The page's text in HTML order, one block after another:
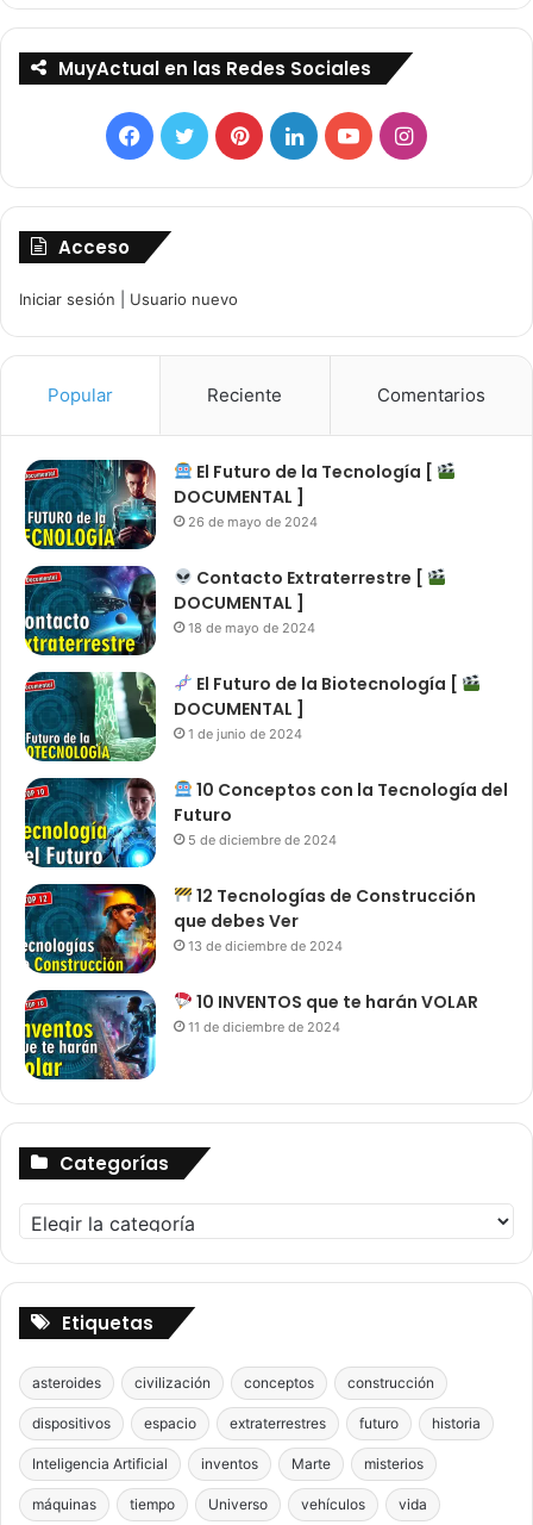
MuyActual en las Redes Sociales
Facebook
TwitterPinterestLinkedInYouTubeInstagram
Acceso
Iniciar sesión Usuario nuevo
Popular Reciente Comentarios
El Futuro de la Tecnología [
DOCUMENTAL ]
26 de mayo de 2024
Contacto Extraterrestre [
DOCUMENTAL ]
18 de mayo de 2024
El Futuro de la Biotecnología [
DOCUMENTAL ]
1 de junio de 2024
10 Conceptos con la Tecnología del
Futuro
5 de diciembre de 2024
12 Tecnologías de Construcción
que debes Ver
13 de diciembre de 2024
10 INVENTOS que te harán VOLAR
11 de diciembre de 2024
Categorías
Categorías
Etiquetas
asteroides civilización conceptos construcción
dispositivos espacio extraterrestres futuro historia
Inteligencia Artificial inventos Marte misterios
máquinas tiempo Universo vehículos vida